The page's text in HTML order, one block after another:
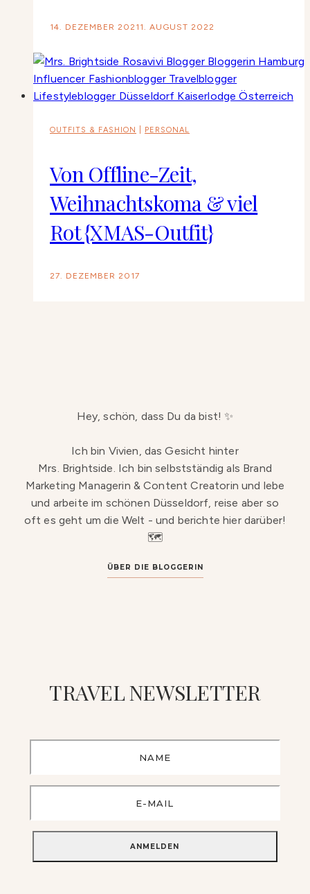
14. DEZEMBER 2021 1. AUGUST 2022
OUTFITS & FASHION PERSONAL
Von Offline-Zeit,
Weihnachtskoma & viel
Rot {XMAS-Outfit}
27. DEZEMBER 2017
Hey, schön, dass Du da bist! ✨
Ich bin Vivien, das Gesicht hinter
Mrs. Brightside. Ich bin selbstständig als Brand
Marketing Managerin & Content Creatorin und lebe
und arbeite im schönen Düsseldorf, reise aber so
oft es geht um die Welt - und berichte hier darüber!
🗺️
ÜBER DIE BLOGGERIN
TRAVEL NEWSLETTER